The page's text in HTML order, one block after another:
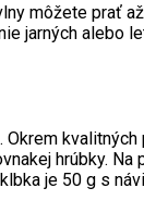
môžete prať
jarných alebo
hrúbky. Na
je 50 g s